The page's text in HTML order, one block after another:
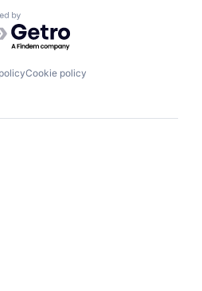
by Getro.com
Cookie policy